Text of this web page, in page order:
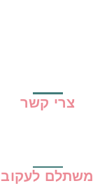
צרי קשר
משתלם לעקוב